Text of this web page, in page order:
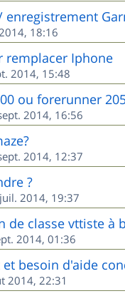
enregistrement
18:16
remplacer Iphone
2014, 15:48
ou forerunner
2014, 16:56
2014, 12:37
?
2014, 19:37
de classe vttiste à
2014, 01:36
besoin d'aide
2014, 22:31